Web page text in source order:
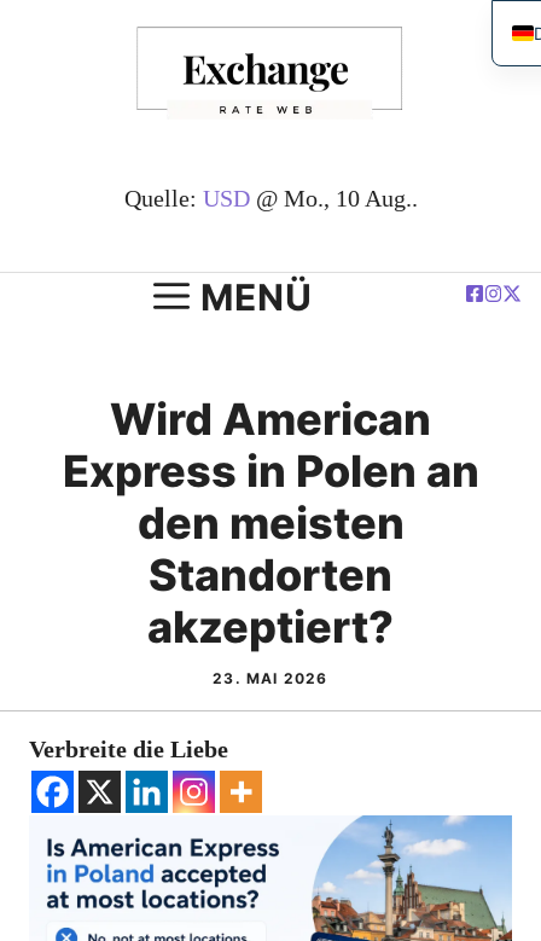
Quelle: USD@ Mo., 10 Aug..
MENÜ
Wird American
Express in Polen an
den meisten
Standorten
akzeptiert?
23. MAI 2026
Verbreite die Liebe